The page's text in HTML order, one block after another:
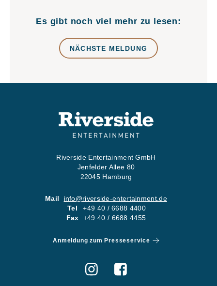
Es gibt noch viel mehr zu lesen:
NÄCHSTE MELDUNG
Riverside Entertainment GmbH
Jenfelder Allee 80
22045 Hamburg
Mail
info@riverside-entertainment.de
Tel
+49 40 / 6688 4400
Fax
+49 40 / 6688 4455
Anmeldung zum Presseservice